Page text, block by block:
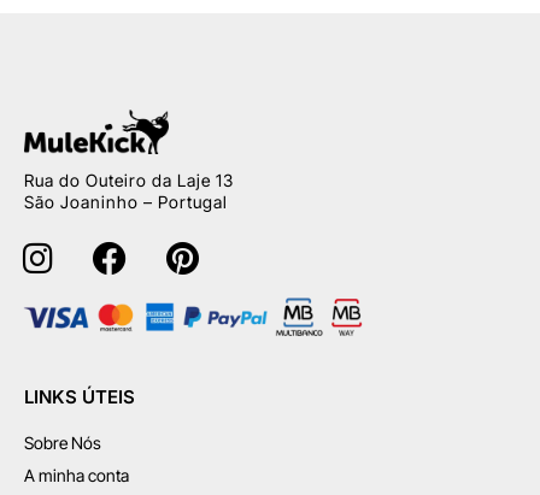
Rua do Outeiro da Laje 13
São Joaninho – Portugal
LINKS ÚTEIS
Sobre Nós
A minha conta